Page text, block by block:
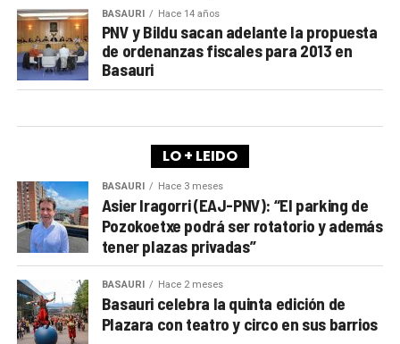
BASAURI Hace 14 años
PNV y Bildu sacan adelante la propuesta
de ordenanzas fiscales para 2013 en
Basauri
LO + LEIDO
BASAURI Hace 3 meses
Asier Iragorri (EAJ-PNV): “El parking de
Pozokoetxe podrá ser rotatorio y además
tener plazas privadas”
BASAURI Hace 2 meses
Basauri celebra la quinta edición de
Plazara con teatro y circo en sus barrios